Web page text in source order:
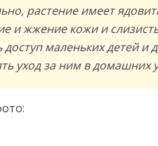
растение имеет
и жжение кожи и
доступ маленьких детей
уход за ним в домашних